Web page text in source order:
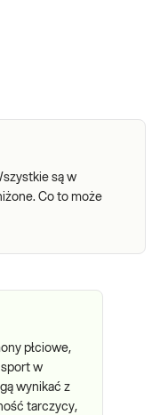
są w
Co to może
płciowe,
w
wynikać z
tarczycy,